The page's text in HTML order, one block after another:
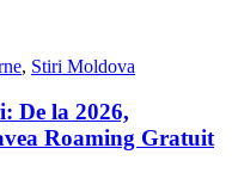
, Stiri Moldova
De la 2026,
Roaming Gratuit